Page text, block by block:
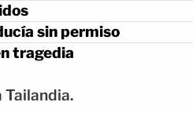
sin permiso
tragedia
Tailandia.